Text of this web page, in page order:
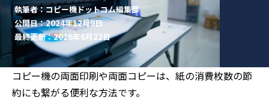
執筆者：コピー機ドットコム編集部
公開日：2024年12月9日
最終更新：2026年6月22日
コピー機の両面印刷や両面コピーは、紙の消費枚数の節
約にも繋がる便利な方法です。